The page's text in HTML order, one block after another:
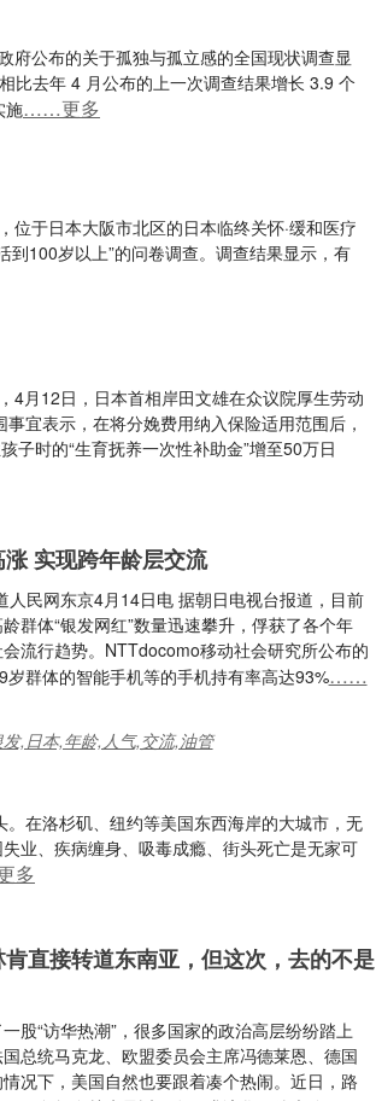
府公布的关于孤独与孤立感的全国现状调查显
比去年 4 月公布的上一次调查结果增长 3.9 个
施……更多
于日本大阪市北区的日本临终关怀·缓和医疗
100岁以上”的问卷调查。调查结果显示，有
4月12日，日本首相岸田文雄在众议院厚生劳动
宜表示，在将分娩费用纳入保险适用范围后，
子时的“生育抚养一次性补助金”增至50万日
实现跨年龄层交流
人民网东京4月14日电 据朝日电视台报道，目前
群体“银发网红”数量迅速攀升，俘获了各个年
流行趋势。NTTdocomo移动社会研究所公布的
群体的智能手机等的手机持有率高达93%……
发,日本,年龄,人气,交流,油管
在洛杉矶、纽约等美国东西海岸的大城市，无
业、疾病缠身、吸毒成瘾、街头死亡是无家可
多
直接转道东南亚，但这次，去的不是
股“访华热潮”，很多国家的政治高层纷纷踏上
总统马克龙、欧盟委员会主席冯德莱恩、德国
况下，美国自然也要跟着凑个热闹。近日，路